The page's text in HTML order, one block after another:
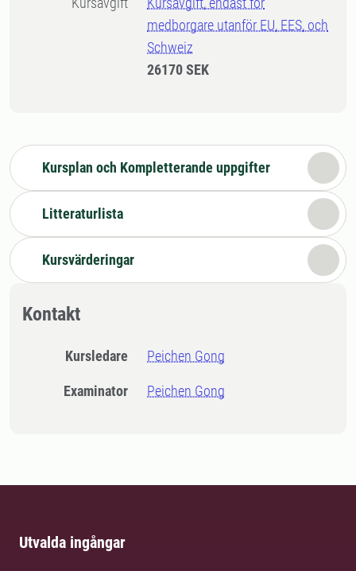
medborgare utanför EU, EES, och
Schweiz
26170 SEK
Kursplan och Kompletterande uppgifter
Litteraturlista
Kursvärderingar
Kontakt
Kursledare Peichen Gong
Examinator Peichen Gong
Utvalda ingångar